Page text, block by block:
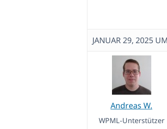
JANUAR 29, 2025
Andreas W.
WPML-Unterstützer